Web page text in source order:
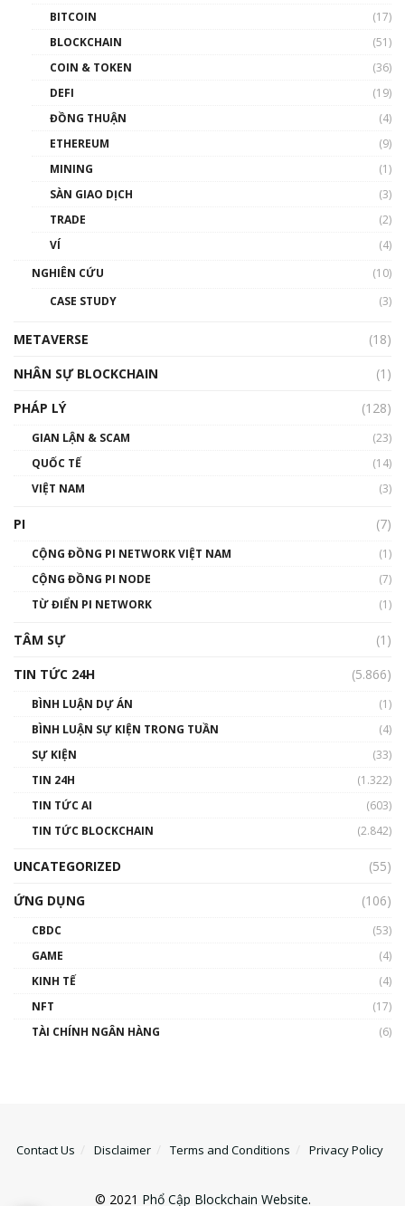
như thể nào?
00:39:31
Phổ cập Blockchain
thống & Crypto qua các cuộc chiến | Phổ cập
01:32:59
gió ấm
Talkshow 14: MemeCoin – Trò đùa tỷ đô
01:29:26
BITCOIN
(17)
BLOCKCHAIN
(51)
COIN & TOKEN
(36)
DEFI
(19)
ĐỒNG THUẬN
(4)
ETHEREUM
(9)
MINING
(1)
SÀN GIAO DỊCH
(3)
TRADE
(2)
VÍ
(4)
NGHIÊN CỨU
(10)
CASE STUDY
(3)
METAVERSE
(18)
NHÂN SỰ BLOCKCHAIN
(1)
PHÁP LÝ
(128)
GIAN LẬN & SCAM
(23)
QUỐC TẾ
(14)
VIỆT NAM
(3)
PI (7)
CỘNG ĐỒNG PI NETWORK VIỆT NAM
(1)
CỘNG ĐỒNG PI NODE
(7)
TỪ ĐIỂN PI NETWORK
(1)
TÂM SỰ
(1)
TIN TỨC 24H
(5.866)
BÌNH LUẬN DỰ ÁN
(1)
BÌNH LUẬN SỰ KIỆN TRONG TUẦN
(4)
SỰ KIỆN
(33)
TIN 24H
(1.322)
TIN TỨC AI
(603)
TIN TỨC BLOCKCHAIN
(2.842)
UNCATEGORIZED
(55)
ỨNG DỤNG
(106)
CBDC
(53)
GAME
(4)
KINH TẾ
(4)
NFT
(17)
TÀI CHÍNH NGÂN HÀNG
(6)
Contact Us Disclaimer Terms and Conditions Privacy Policy
© 2021 Phổ Cập Blockchain Website.